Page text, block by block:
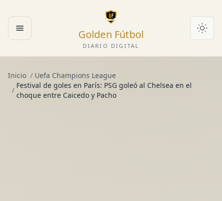
Abrir menú Golden Fútbol
DIARIO DIGITAL
Inicio / Uefa Champions League
/
Festival de goles en París: PSG goleó al Chelsea en el
choque entre Caicedo y Pacho